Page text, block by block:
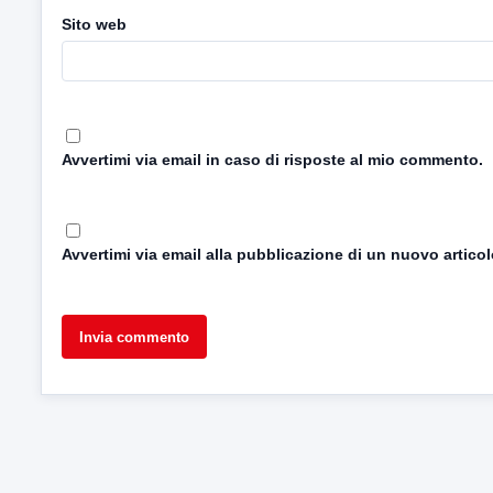
Sito web
Avvertimi via email in caso di risposte al mio commento.
Avvertimi via email alla pubblicazione di un nuovo